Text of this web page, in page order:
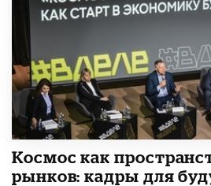
Космос как
рынков: кадры для